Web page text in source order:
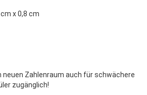
x 0,8 cm
neuen Zahlenraum auch für schwächere
zugänglich!